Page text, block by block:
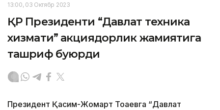
13:00, 03 Октябр 2023
ҚР Президенти “Давлат техника
хизмати” акциядорлик жамиятига
ташриф буюрди
Президент Қасим-Жомарт Тоқаевга “Давлат